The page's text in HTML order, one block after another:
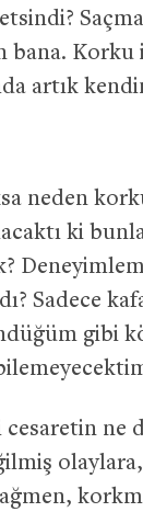
bana.
artık
neden
ki
Sadece
gibi
cesaretin ne